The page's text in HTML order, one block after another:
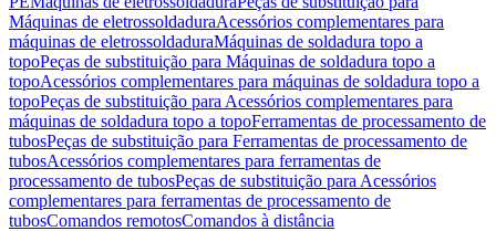
Máquinas de eletrossoldaduraAcessórios complementares para
máquinas de eletrossoldaduraMáquinas de soldadura topo a
topoPeças de substituição para Máquinas de soldadura topo a
topoAcessórios complementares para máquinas de soldadura topo a
topoPeças de substituição para Acessórios complementares para
máquinas de soldadura topo a topoFerramentas de processamento de
tubosPeças de substituição para Ferramentas de processamento de
tubosAcessórios complementares para ferramentas de
processamento de tubosPeças de substituição para Acessórios
complementares para ferramentas de processamento de
tubosComandos remotosComandos à distância